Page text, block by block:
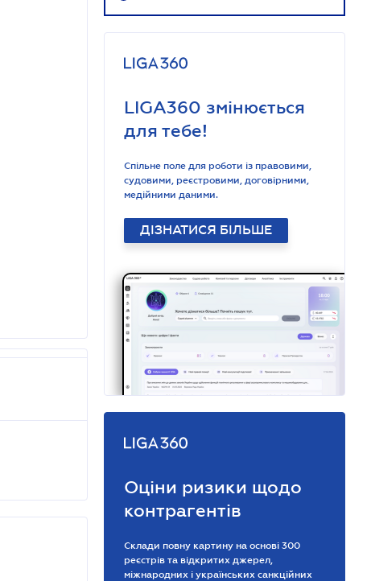
LIGA360 змінюється
для тебе!
Спільне поле для роботи із правовими,
судовими, реєстровими, договірними,
медійними даними.
ДІЗНАТИСЯ БІЛЬШЕ
Оціни ризики щодо
контрагентів
Склади повну картину на основі 300
реєстрів та відкритих джерел,
міжнародних і українських санкційних